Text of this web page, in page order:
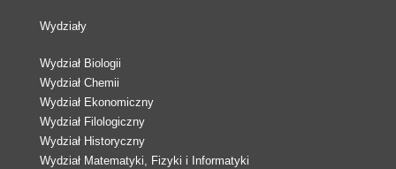
Wydziały
Wydział Biologii
Wydział Chemii
Wydział Ekonomiczny
Wydział Filologiczny
Wydział Historyczny
Wydział Matematyki, Fizyki i Informatyki